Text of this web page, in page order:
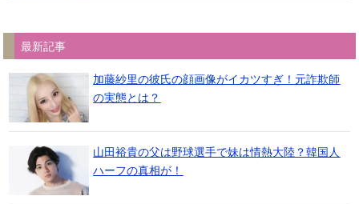
最新記事
加藤紗里の彼氏の顔画像がイカツすぎ！元詐欺師
の実態とは？
山田裕貴の父は野球選手で妹は情熱大陸？韓国人
ハーフの真相が！